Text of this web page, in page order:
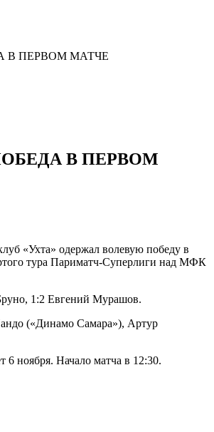
В ПЕРВОМ МАТЧЕ
В ПЕРВОМ
«Ухта» одержал волевую победу в
тура Париматч-Суперлиги над МФК
1:2 Евгений Мурашов.
(«Динамо Самара»), Артур
6 ноября. Начало матча в 12:30.